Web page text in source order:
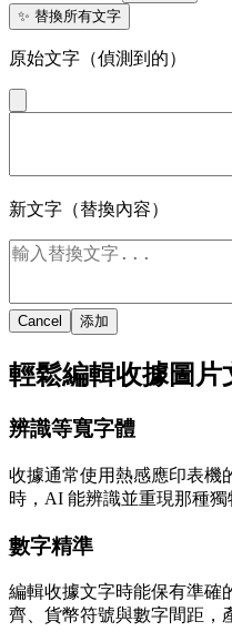
✨ 替換所有文字
原始文字（偵測到的）
新文字（替換內容）
Cancel 添加
輕鬆編輯收據圖片
辨識等寬字體
收據通常使用熱感應印表機
時，AI 能辨識並重現那種獨
數字精準
編輯收據文字時能保有準確
齊、貨幣符號與數字間距，